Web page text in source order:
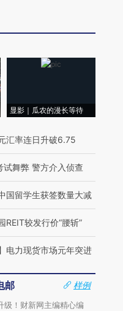
显影｜瓜农的漫长等待
汇率连日升破6.75
试舞弊 警方介入侦查
国留学生获签数量大减
REIT较发行价“腰斩”
电力现货市场元年突进
邮
样例
级！财新网主编精心编